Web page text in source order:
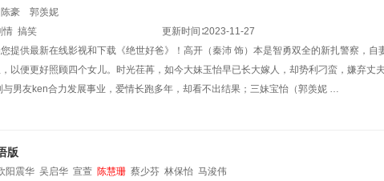
陈豪
郭羡妮
情 搞笑 更新时间∶2023-11-27
提供最新在线影视和下载《绝世好爸》！高开（秦沛 饰）本是智勇双全的新扎警察，
以便更好照顾四个女儿。时光荏苒，如今大妹玉怡早已长大嫁人，却势利刁蛮，嫌弃丈
与男友ken合力发展事业，爱情长跑多年，却看不出结果；三妹宝怡（郭羡妮 …
版
阳震华 吴启华 宣萱 陈慧珊 蔡少芬 林保怡 马浚伟